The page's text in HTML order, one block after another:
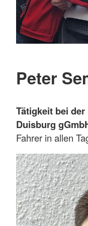
Peter
Tätigkeit bei
Duisburg
Fahrer in allen